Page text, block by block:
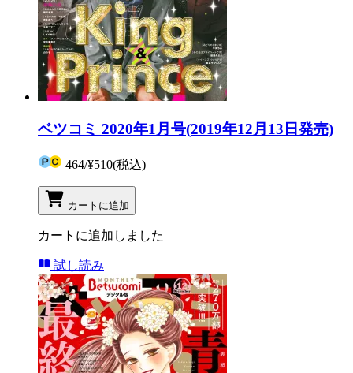
ベツコミ 2020年1月号(2019年12月13日発売)
464/¥510(税込)
カートに追加
カートに追加しました
試し読み